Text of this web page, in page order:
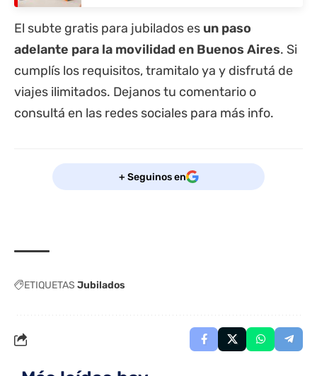
El subte gratis para jubilados es un paso
adelante para la movilidad en Buenos Aires. Si
cumplís los requisitos, tramitalo ya y disfrutá de
viajes ilimitados. Dejanos tu comentario o
consultá en las redes sociales para más info.
+ Seguinos en
ETIQUETAS Jubilados